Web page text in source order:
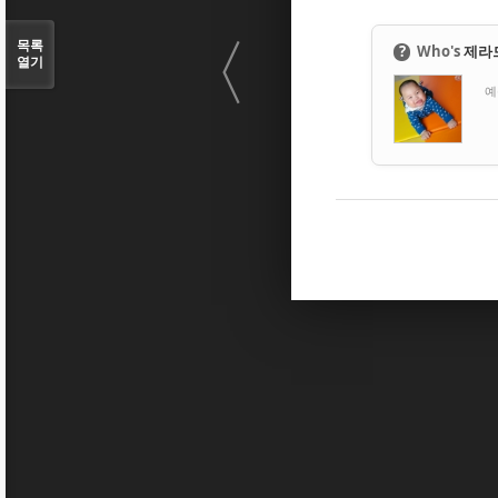
? Who's제라
〈
목록
열기